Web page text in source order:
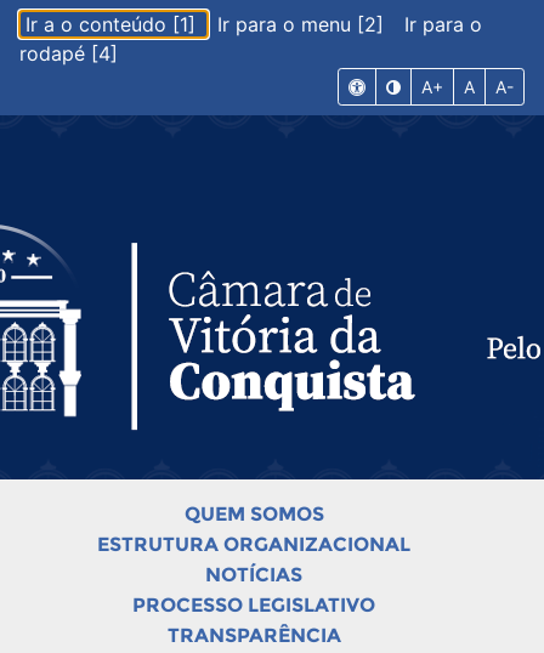
Ir a o conteúdo [1] Ir para o menu [2]
Ir para o
rodapé [4]
A+ A A-
QUEM SOMOS
ESTRUTURA ORGANIZACIONAL
NOTÍCIAS
PROCESSO LEGISLATIVO
TRANSPARÊNCIA